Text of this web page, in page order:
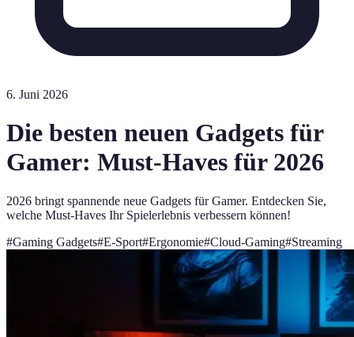
6. Juni 2026
Die besten neuen Gadgets für
Gamer: Must-Haves für 2026
2026 bringt spannende neue Gadgets für Gamer. Entdecken Sie,
welche Must-Haves Ihr Spielerlebnis verbessern können!
#Gaming Gadgets#E-Sport#Ergonomie#Cloud-Gaming#Streaming